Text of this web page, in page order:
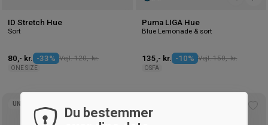
ID Stretch Hue
Sort
80,- kr. -33% Vejl. 120,- kr.
ONE SIZE
Puma LIGA Hue
Blue Lemonade & sort
135,- kr. -10% Vejl. 150,- kr.
OSFA
Tilføj
UNISEX
Du bestemmer